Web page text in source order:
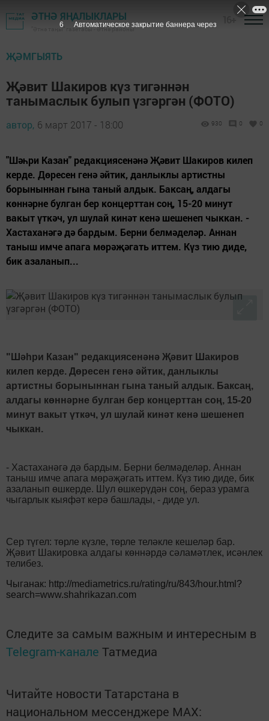
ӘТНӘ ЯҢАЛЫКЛАРЫ
"Әтнә таңы" газетасы - Әтнә районы
ҖӘМГЫЯТЬ
Җәвит Шакиров күз тигәннән
танымаслык булып үзгәргән (ФОТО)
автор, 6 март 2017 - 18:00 930 0 0
"Шәһри Казан" редакциясенәнә Җәвит Шакиров килеп
керде. Дөресен генә әйтик, данлыклы артистны
борыныннан гына таный алдык. Баксаң, алдагы
көннәрне булган бер концерттан соң, 15-20 минут
вакыт үткәч, ул шулай кинәт кенә шешенеп чыккан. -
Хастаханәгә дә бардым. Берни белмәделәр. Аннан
таныш имче апага мөрәҗәгать иттем. Күз тию диде,
бик азаланып...
"Шәһри Казан" редакциясенәнә Җәвит Шакиров
килеп керде. Дөресен генә әйтик, данлыклы
артистны борыныннан гына таный алдык. Баксаң,
алдагы көннәрне булган бер концерттан соң, 15-20
минут вакыт үткәч, ул шулай кинәт кенә шешенеп
чыккан.
- Хастаханәгә дә бардым. Берни белмәделәр. Аннан
таныш имче апага мөрәҗәгать иттем. Күз тию диде, бик
азаланып өшкерде. Шул өшкерүдән соң, бераз урамга
чыгарлык кыяфәт керә башлады, - диде ул.
Сер түгел: төрле күзле, төрле теләкле кешеләр бар.
Җәвит Шакировка алдагы көннәрдә сәламәтлек, исәнлек
телибез.
Чыганак: http://mediametrics.ru/rating/ru/843/hour.html?
search=www.shahrikazan.com
Следите за самым важным и интересным в
Telegram-канале Татмедиа
Читайте новости Татарстана в
национальном мессенджере MАХ:
5 Автоматическое закрытие баннера через